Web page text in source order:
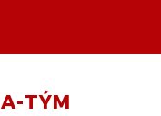
A-TÝM